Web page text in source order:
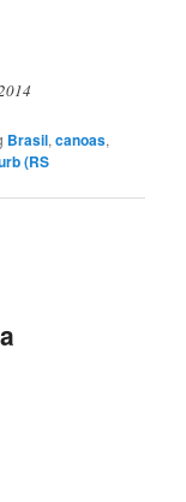
Brasil,canoas,
(RS